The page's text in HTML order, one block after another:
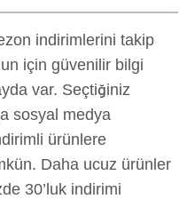
indirimlerini takip
için güvenilir bilgi
var. Seçtiğiniz
sosyal medya
ürünlere
Daha ucuz ürünler
30’luk indirimi